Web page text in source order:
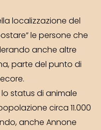
localizzazione del
le persone che
anche altre
parte del punto di
status di animale
circa 11.000
anche Annone